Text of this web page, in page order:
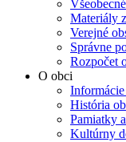
Materiály
Verejné
Správne
Rozpočet
O obci
História
Pamiatky
Kultúrny